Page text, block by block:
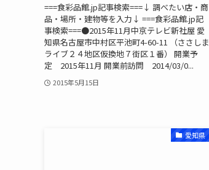
===食彩品館.jp記事検索===↓ 調べたい店・商
品・場所・建物等を入力↓ ===食彩品館.jp記
事検索===●2015年11月中京テレビ新社屋 愛
知県名古屋市中村区平池町4-60-11 （ささしま
ライブ２４地区仮換地７街区１番） 開業予
定 2015年11月 開業前訪問 2014/03/0...
2015年5月15日
愛知県